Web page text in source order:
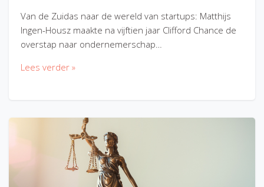
Van de Zuidas naar de wereld van startups: Matthijs
Ingen-Housz maakte na vijftien jaar Clifford Chance de
overstap naar ondernemerschap…
Lees verder »